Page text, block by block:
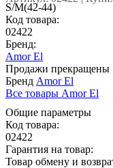
S/M(42-44)
Код товара:
02422
Бренд:
Amor El
Продажи прекращены
Бренд Amor El
Все товары Amor El
Общие параметры
Код товара:
02422
Гарантия на товар:
Товар обмену и